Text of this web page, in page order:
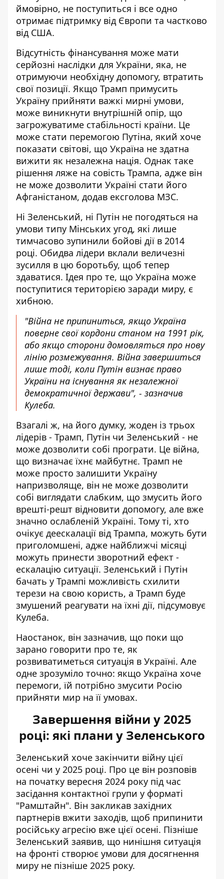
ймовірно, не поступиться і все одно
отримає підтримку від Європи та частково
від США.
Відсутність фінансування може мати
серйозні наслідки для України, яка, не
отримуючи необхідну допомогу, втратить
свої позиції. Якщо Трамп примусить
Україну прийняти важкі мирні умови,
може виникнути внутрішній опір, що
загрожуватиме стабільності країни. Це
може стати перемогою Путіна, який хоче
показати світові, що Україна не здатна
вижити як незалежна нація. Однак таке
рішення ляже на совість Трампа, адже він
не може дозволити Україні стати його
Афганістаном, додав ексголова МЗС.
Ні Зеленський, ні Путін не погодяться на
умови типу Мінських угод, які лише
тимчасово зупинили бойові дії в 2014
році. Обидва лідери вклали величезні
зусилля в цю боротьбу, щоб тепер
здаватися. Ідея про те, що Україна може
поступитися територією заради миру, є
хибною.
"Війна не припиниться, якщо Україна
поверне свої кордони станом на 1991 рік,
або якщо сторони домовляться про нову
лінію розмежування. Війна завершиться
лише тоді, коли Путін визнає право
України на існування як незалежної
демократичної держави", - зазначив
Кулеба.
Взагалі ж, на його думку, жоден із трьох
лідерів - Трамп, Путін чи Зеленський - не
може дозволити собі програти. Це війна,
що визначає їхнє майбутнє. Трамп не
може просто залишити Україну
напризволяще, він не може дозволити
собі виглядати слабким, що змусить його
врешті-решт відновити допомогу, але вже
значно ослабленій Україні. Тому ті, хто
очікує деескалації від Трампа, можуть бути
приголомшені, адже найближчі місяці
можуть принести зворотний ефект -
ескалацію ситуації. Зеленський і Путін
бачать у Трампі можливість схилити
терези на свою користь, а Трамп буде
змушений реагувати на їхні дії, підсумовує
Кулеба.
Наостанок, він зазначив, що поки що
зарано говорити про те, як
розвиватиметься ситуація в Україні. Але
одне зрозуміло точно: якщо Україна хоче
перемоги, їй потрібно змусити Росію
прийняти мир на її умовах.
Завершення війни у 2025
році: які плани у Зеленського
Зеленський хоче закінчити війну цієї
осені чи у 2025 році. Про це він розповів
на початку вересня 2024 року під час
засідання контактної групи у форматі
"Рамштайн". Він закликав західних
партнерів вжити заходів, щоб припинити
російську агресію вже цієї осені. Пізніше
Зеленський заявив, що нинішня ситуація
на фронті створює умови для досягнення
миру не пізніше 2025 року.